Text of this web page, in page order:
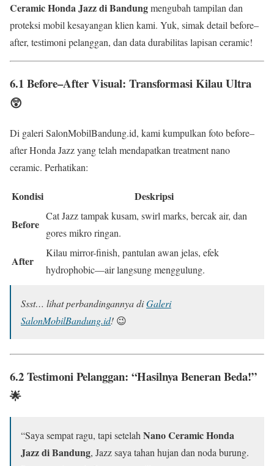
Ceramic Honda Jazz di Bandungmengubah tampilan dan
proteksi mobil kesayangan klien kami. Yuk, simak detail before–
after, testimoni pelanggan, dan data durabilitas lapisan ceramic!
6.1 Before–After Visual: Transformasi Kilau Ultra
😲
Di galeri SalonMobilBandung.id, kami kumpulkan foto before–
after Honda Jazz yang telah mendapatkan treatment nano
ceramic. Perhatikan:
Kondisi
Deskripsi
Before
Cat Jazz tampak kusam, swirl marks, bercak air, dan
gores mikro ringan.
After
Kilau mirror-finish, pantulan awan jelas, efek
hydrophobic—air langsung menggulung.
Ssst… lihat perbandingannya diGaleri
SalonMobilBandung.id! 😉
6.2 Testimoni Pelanggan: “Hasilnya Beneran Beda!”
🌟
“Saya sempat ragu, tapi setelahNano Ceramic Honda
Jazz di Bandung, Jazz saya tahan hujan dan noda burung.